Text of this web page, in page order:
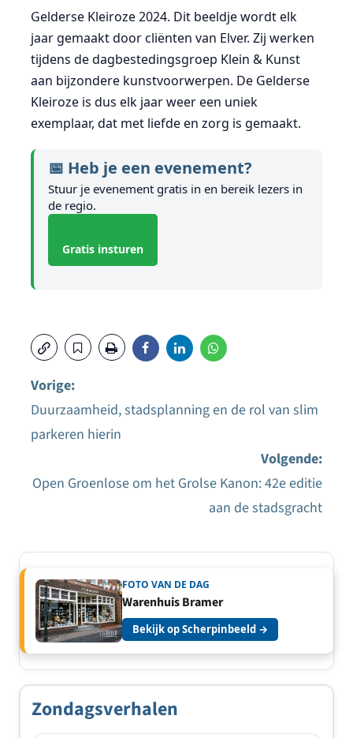
Gelderse Kleiroze 2024. Dit beeldje wordt elk
jaar gemaakt door cliënten van Elver. Zij werken
tijdens de dagbestedingsgroep Klein & Kunst
aan bijzondere kunstvoorwerpen. De Gelderse
Kleiroze is dus elk jaar weer een uniek
exemplaar, dat met liefde en zorg is gemaakt.
📅 Heb je een evenement?
Stuur je evenement gratis in en bereik lezers in
de regio.
Gratis insturen
Bericht
Vorige:
Duurzaamheid, stadsplanning en de rol van slim
parkeren hierin
Volgende:
Open Groenlose om het Grolse Kanon: 42e editie
aan de stadsgracht
FOTO VAN DE DAG
Warenhuis Bramer
Bekijk op Scherpinbeeld →
Zondagsverhalen